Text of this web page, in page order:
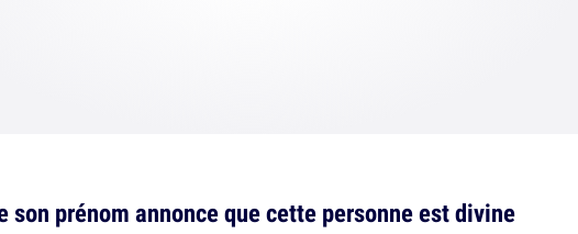
son prénom annonce que cette personne est divine